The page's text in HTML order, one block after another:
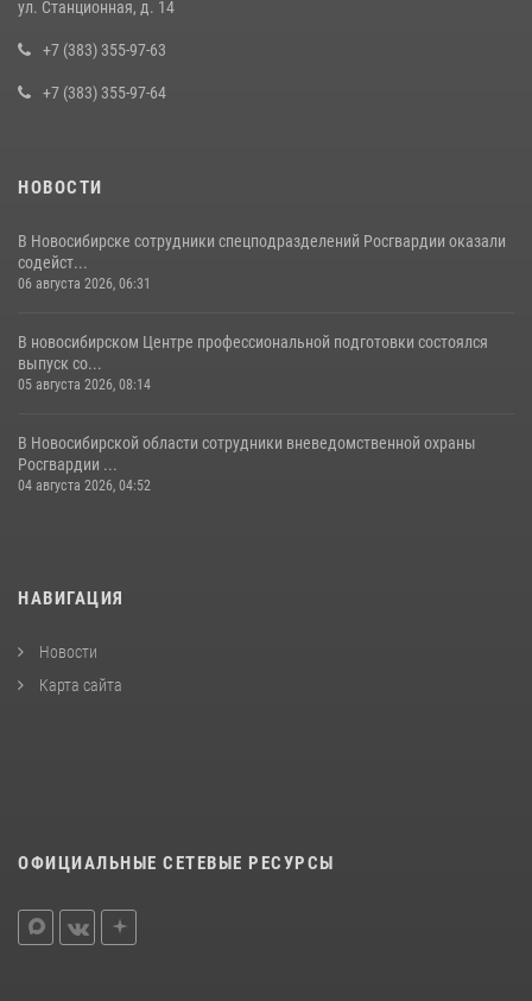
совершении противоправных действий в отношении сотрудников
16 июля 2026, 03:39
ул. Станционная, д. 14
+7 (383) 355-97-63
+7 (383) 355-97-64
НОВОСТИ
В Новосибирске сотрудники спецподразделений Росгвардии оказали
содейст...
06 августа 2026, 06:31
В новосибирском Центре профессиональной подготовки состоялся
выпуск со...
05 августа 2026, 08:14
В Новосибирской области сотрудники вневедомственной охраны
Росгвардии ...
04 августа 2026, 04:52
НАВИГАЦИЯ
Новости
Карта сайта
ОФИЦИАЛЬНЫЕ СЕТЕВЫЕ РЕСУРСЫ